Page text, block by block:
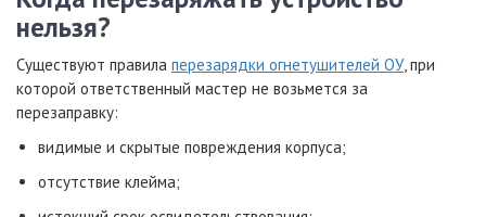
нельзя?
Существуют правила перезарядки огнетушителей ОУ, при
которой ответственный мастер не возьмется за
перезаправку:
видимые и скрытые повреждения корпуса;
отсутствие клейма;